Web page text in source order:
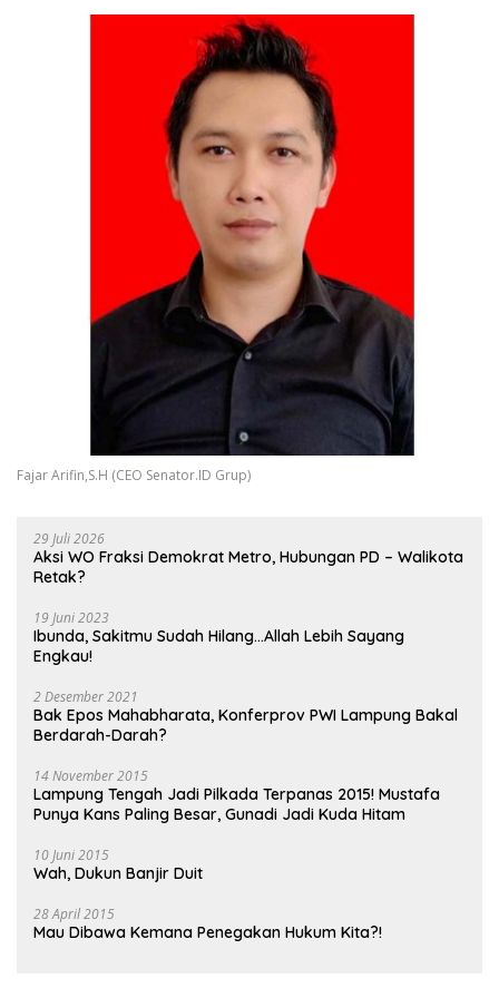
Fajar Arifin,S.H (CEO Senator.ID Grup)
29 Juli 2026
Aksi WO Fraksi Demokrat Metro, Hubungan PD – Walikota
Retak?
19 Juni 2023
Ibunda, Sakitmu Sudah Hilang…Allah Lebih Sayang
Engkau!
2 Desember 2021
Bak Epos Mahabharata, Konferprov PWI Lampung Bakal
Berdarah-Darah?
14 November 2015
Lampung Tengah Jadi Pilkada Terpanas 2015! Mustafa
Punya Kans Paling Besar, Gunadi Jadi Kuda Hitam
10 Juni 2015
Wah, Dukun Banjir Duit
28 April 2015
Mau Dibawa Kemana Penegakan Hukum Kita?!